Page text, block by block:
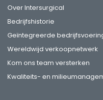
Over Intersurgical
Bedrijfshistorie
Geïntegreerde
Wereldwijd verkoopnetwerk
Kom ons team versterken
Kwaliteits- en